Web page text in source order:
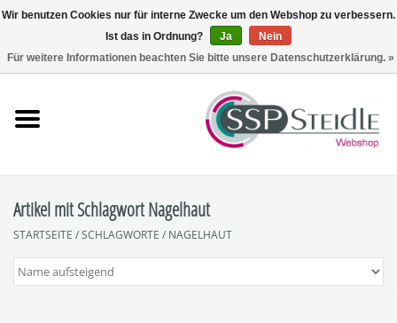
Polieren
Sets
Artikel mit Schlagwort Nagelhaut
STARTSEITE /SCHLAGWORTE / NAGELHAUT
Wir benutzen Cookies nur für interne Zwecke um den Webshop zu verbessern.
Ist das in Ordnung?
Ja
Nein
Für weitere Informationen beachten Sie bitte unsere Datenschutzerklärung. »